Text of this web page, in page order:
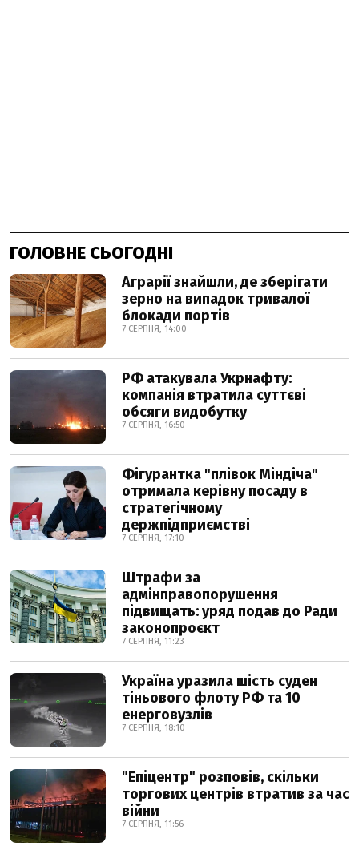
ГОЛОВНЕ СЬОГОДНІ
Аграрії знайшли, де зберігати
зерно на випадок тривалої
блокади портів
7 СЕРПНЯ, 14:00
РФ атакувала Укрнафту:
компанія втратила суттєві
обсяги видобутку
7 СЕРПНЯ, 16:50
Фігурантка "плівок Міндіча"
отримала керівну посаду в
стратегічному
держпідприємстві
7 СЕРПНЯ, 17:10
Штрафи за
адмінправопорушення
підвищать: уряд подав до Ради
законопроєкт
7 СЕРПНЯ, 11:23
Україна уразила шість суден
тіньового флоту РФ та 10
енерговузлів
7 СЕРПНЯ, 18:10
"Епіцентр" розповів, скільки
торгових центрів втратив за час
війни
7 СЕРПНЯ, 11:56